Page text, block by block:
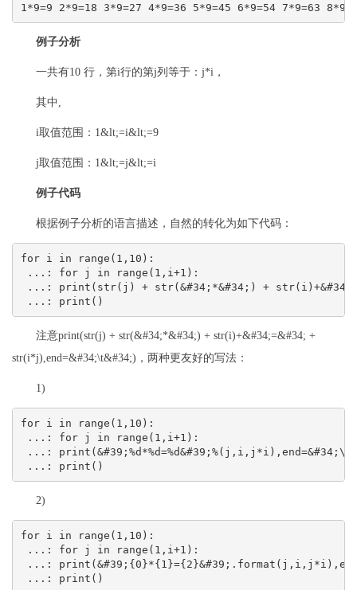
1*9=9 2*9=18 3*9=27 4*9=36 5*9=45 6*9=54 7*9=63
例子分析
一共有10 行，第i行的第j列等于：j*i，
其中,
i取值范围：1&lt;=i&lt;=9
j取值范围：1&lt;=j&lt;=i
例子代码
根据例子分析的语言描述，自然的转化为如下代码：
for i in range(1,10):
...: for j in range(1,i+1):
...: print(str(j) + str(&#34;*&#34;) +
...: print()
注意print(str(j) + str(&#34;*&#34;) + str(i)+&#34;=&#34; +
str(i*j),end=&#34;\t&#34;)，两种更友好的写法：
1)
for i in range(1,10):
...: for j in range(1,i+1):
...:
...: print()
2)
for i in range(1,10):
...: for j in range(1,i+1):
...:
...: print()